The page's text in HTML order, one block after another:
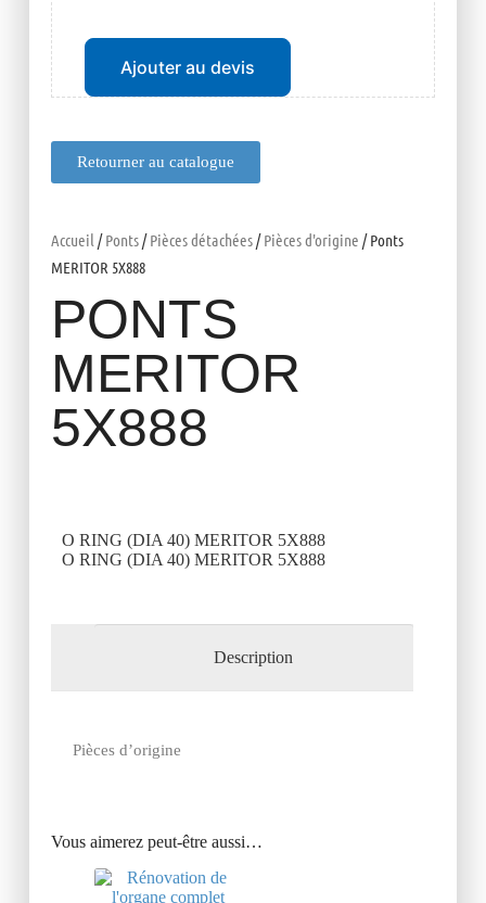
Retourner au catalogue
Accueil /Ponts/Pièces détachées/Pièces d'origine / Ponts
MERITOR 5X888
PONTS
MERITOR
5X888
O RING (DIA 40) MERITOR 5X888
O RING (DIA 40) MERITOR 5X888
Description
Pièces d’origine
Vous aimerez peut-être aussi…
Ajouter au devis